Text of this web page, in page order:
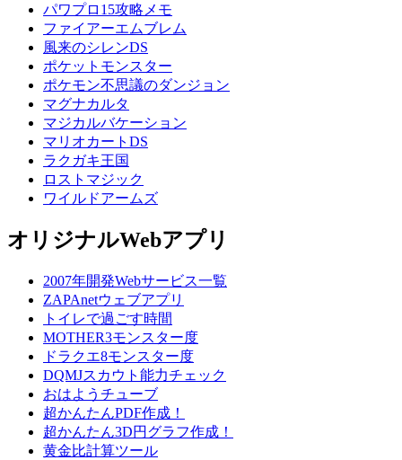
パワプロ15攻略メモ
ファイアーエムブレム
風来のシレンDS
ポケットモンスター
ポケモン不思議のダンジョン
マグナカルタ
マジカルバケーション
マリオカートDS
ラクガキ王国
ロストマジック
ワイルドアームズ
オリジナルWebアプリ
2007年開発Webサービス一覧
ZAPAnetウェブアプリ
トイレで過ごす時間
MOTHER3モンスター度
ドラクエ8モンスター度
DQMJスカウト能力チェック
おはようチューブ
超かんたんPDF作成！
超かんたん3D円グラフ作成！
黄金比計算ツール